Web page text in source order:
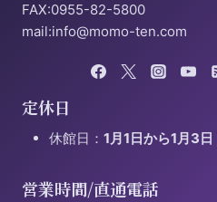
FAX:0955-82-5800
mail:info@momo-ten.com
定休日
休館日： 1月1日から1月3日
営業時間/直通電話